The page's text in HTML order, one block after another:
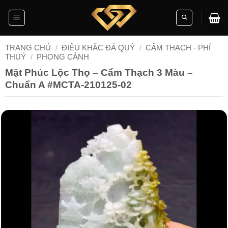
TRANG CHỦ / ĐIÊU KHẮC ĐÁ QUÝ / CẨM THẠCH - PHỈ
THUÝ / PHONG CẢNH
Mặt Phúc Lộc Thọ – Cẩm Thạch 3 Màu –
Chuẩn A #MCTA-210125-02